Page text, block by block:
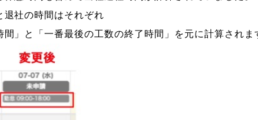
退社の時間はそれぞれ
間」と「一番最後の工数の終了時間」を元に計算されま